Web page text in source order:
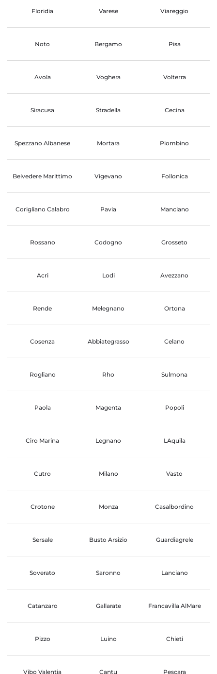
Floridia Varese Viareggio
Noto Bergamo Pisa
Avola Voghera Volterra
Siracusa Stradella Cecina
Spezzano Albanese Mortara Piombino
Belvedere Marittimo Vigevano Follonica
Corigliano Calabro Pavia Manciano
Rossano Codogno Grosseto
Acri Lodi Avezzano
Rende Melegnano Ortona
Cosenza Abbiategrasso Celano
Rogliano Rho Sulmona
Paola Magenta Popoli
Ciro Marina Legnano LAquila
Cutro Milano Vasto
Crotone Monza Casalbordino
Sersale Busto Arsizio Guardiagrele
Soverato Saronno Lanciano
Catanzaro Gallarate Francavilla AlMare
Pizzo Luino Chieti
Vibo Valentia Cantu Pescara